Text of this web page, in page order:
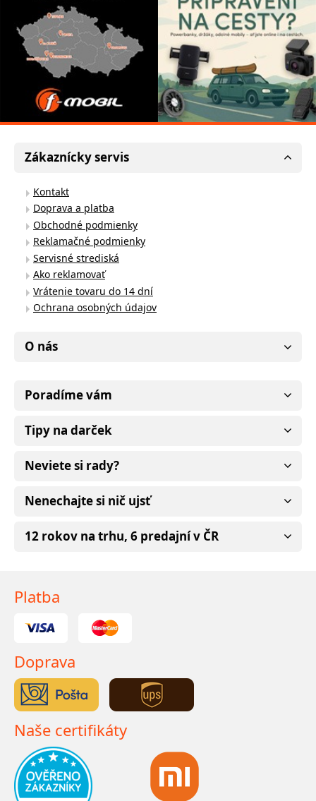
Zákaznícky servis
Kontakt
Doprava a platba
Obchodné podmienky
Reklamačné podmienky
Servisné strediská
Ako reklamovať
Vrátenie tovaru do 14 dní
Ochrana osobných údajov
O nás
Poradíme vám
Tipy na darček
Neviete si rady?
Nenechajte si nič ujsť
12 rokov na trhu, 6 predajní v ČR
Platba
Doprava
Naše certifikáty